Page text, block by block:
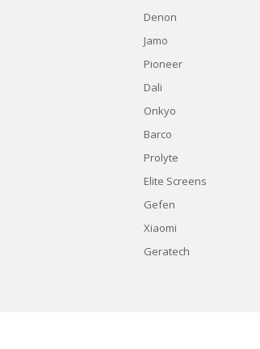
Denon
Jamo
Pioneer
Dali
Onkyo
Barco
Prolyte
Elite Screens
Gefen
Xiaomi
Geratech